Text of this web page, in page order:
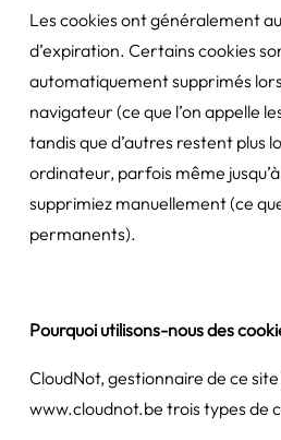
Les cookies ont généralement
d’expiration. Certains cookies
automatiquement supprimés
navigateur (ce que l’on appelle
tandis que d’autres restent plus
ordinateur, parfois même
supprimiez manuellement (ce
permanents).
Pourquoi utilisons-nous des
CloudNot, gestionnaire de ce
www.cloudnot.be trois types de